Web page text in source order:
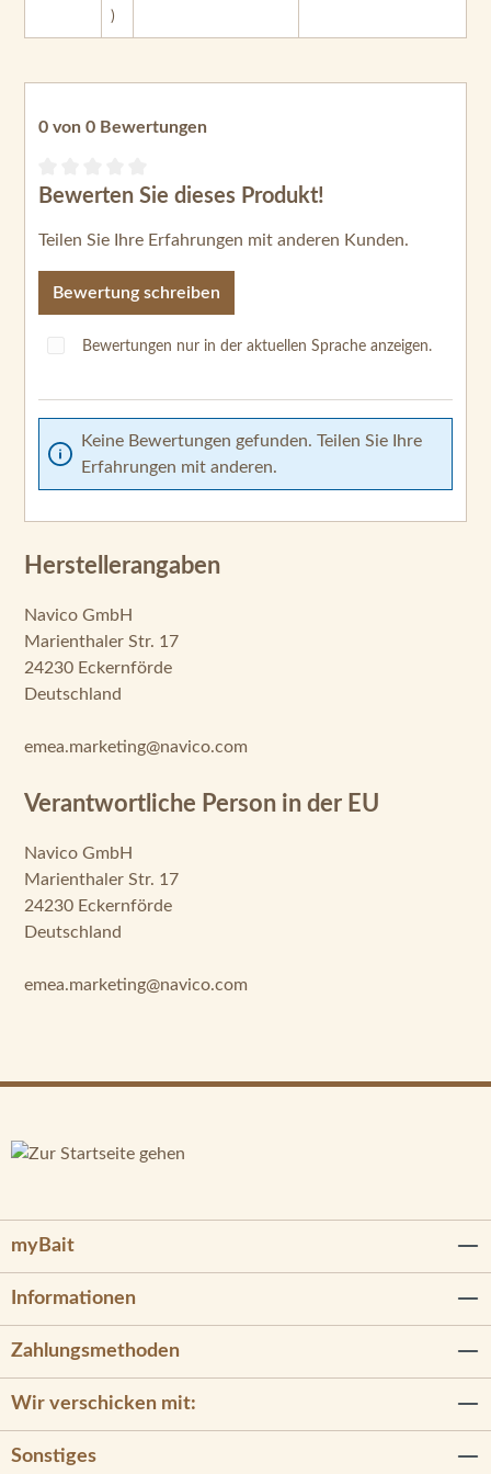
)
0 von 0 Bewertungen
Durchschnittliche Bewertung von 0 von 5 Sternen
Bewerten Sie dieses Produkt!
Teilen Sie Ihre Erfahrungen mit anderen Kunden.
Bewertung schreiben
Bewertungen nur in der aktuellen Sprache anzeigen.
Keine Bewertungen gefunden. Teilen Sie Ihre
Erfahrungen mit anderen.
Herstellerangaben
Navico GmbH
Marienthaler Str. 17
24230 Eckernförde
Deutschland
emea.marketing@navico.com
Verantwortliche Person in der EU
Navico GmbH
Marienthaler Str. 17
24230 Eckernförde
Deutschland
emea.marketing@navico.com
myBait
Informationen
Zahlungsmethoden
Wir verschicken mit:
Sonstiges